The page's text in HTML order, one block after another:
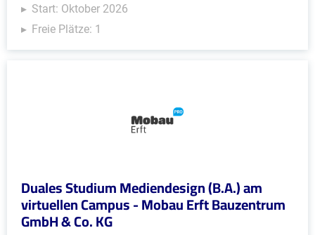
Start: Oktober 2026
Freie Plätze: 1
Duales Studium Mediendesign (B.A.) am
virtuellen Campus - Mobau Erft Bauzentrum
GmbH & Co. KG